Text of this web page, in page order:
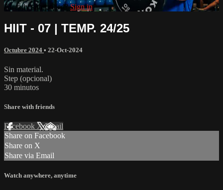
Already subscribed?Sign in
HIIT - 07 | TEMP. 24/25
Octubre 2024 • 22-Oct-2024
Sin material.
Step (opcional)
30 minutos
Share with friends
Facebook XEmail
Share on Facebook
Share on X
Share via Email
Watch anywhere, anytime